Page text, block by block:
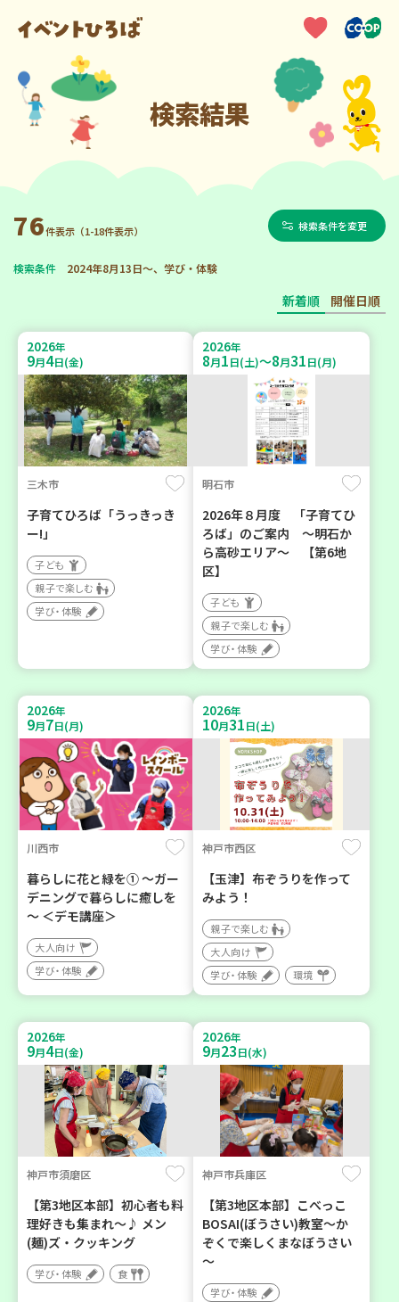
検索結果
76件表示（1-18件表示） 検索条件を変更
検索条件 2024年8月13日～、学び・体験
新着順 開催日順
2026年
9月4日(金)
三木市
子育てひろば「うっきっき
ー!」
子ども
親子で楽しむ
学び・体験
2026年
8月1日(土)～8月31日(月)
明石市
2026年８月度 「子育てひ
ろば」のご案内 ～明石か
ら高砂エリア～ 【第6地
区】
子ども
親子で楽しむ
学び・体験
2026年
9月7日(月)
川西市
暮らしに花と緑を① ～ガー
デニングで暮らしに癒しを
～ ＜デモ講座＞
大人向け
学び・体験
2026年
10月31日(土)
神戸市西区
【玉津】布ぞうりを作って
みよう！
親子で楽しむ
大人向け
学び・体験
環境
2026年
9月4日(金)
神戸市須磨区
【第3地区本部】初心者も料
理好きも集まれ～♪ メン
(麺)ズ・クッキング
学び・体験 食
2026年
9月23日(水)
神戸市兵庫区
【第3地区本部】こべっこ
BOSAI(ぼうさい)教室～か
ぞくで楽しくまなぼうさい
～
学び・体験